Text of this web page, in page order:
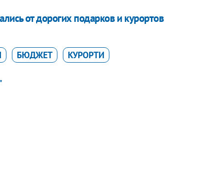
от дорогих подарков и курортов
БЮДЖЕТ КУРОРТИ